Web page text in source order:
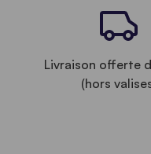
Livraison offerte
(hors